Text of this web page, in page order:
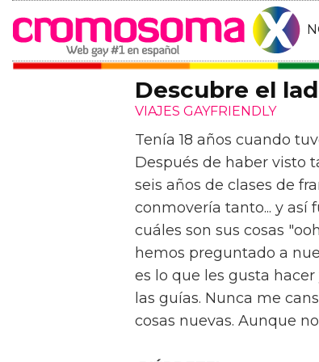
Descubre el
VIAJES GAYFRIENDLY
Tenía 18 años cuando
Después de haber visto
seis años de clases de
conmovería tanto... y así
cuáles son sus cosas
hemos preguntado a
es lo que les gusta
las guías. Nunca me
cosas nuevas. Aunque